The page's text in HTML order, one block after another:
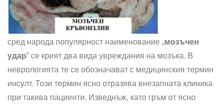
сред народа популярност наименование „мозъчен
удар” се крият два вида увреждания на мозъка. В
неврологията те се обозначават с медицинския термин
инсулт. Този термин ясно отразява внезапната клиника
при такива пациенти. Изведнъж, като гръм от ясно